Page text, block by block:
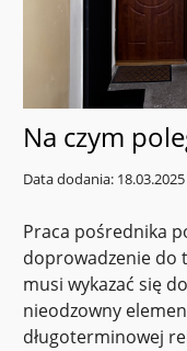
Na czym
Data dodania: 18.03.2025
Praca pośrednika
doprowadzenie do
musi wykazać się
nieodzowny
długoterminowej